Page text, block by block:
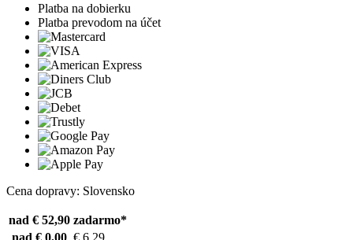
Platba na dobierku
Platba prevodom na účet
Cena dopravy: Slovensko
nad € 52,90 zadarmo*
nad € 0,00 € 6,29